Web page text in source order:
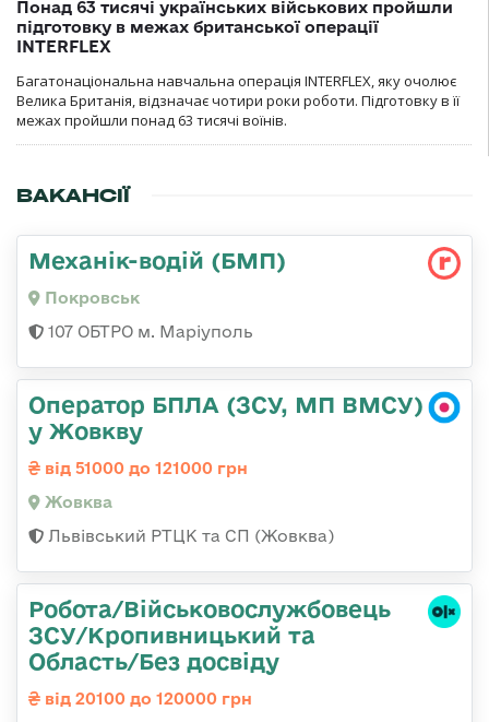
Понад 63 тисячі українських військових пройшли
підготовку в межах британської операції
INTERFLEX
Багатонаціональна навчальна операція INTERFLEX, яку очолює
Велика Британія, відзначає чотири роки роботи. Підготовку в її
межах пройшли понад 63 тисячі воїнів.
ВАКАНСІЇ
Механік-водій (БМП)
Покровськ
107 ОБТРО м. Маріуполь
Оператор БПЛА (ЗСУ, МП ВМСУ)
у Жовкву
від 51000 до 121000 грн
Жовква
Львівський РТЦК та СП (Жовква)
Робота/Військовослужбовець
ЗСУ/Кропивницький та
Область/Без досвіду
від 20100 до 120000 грн